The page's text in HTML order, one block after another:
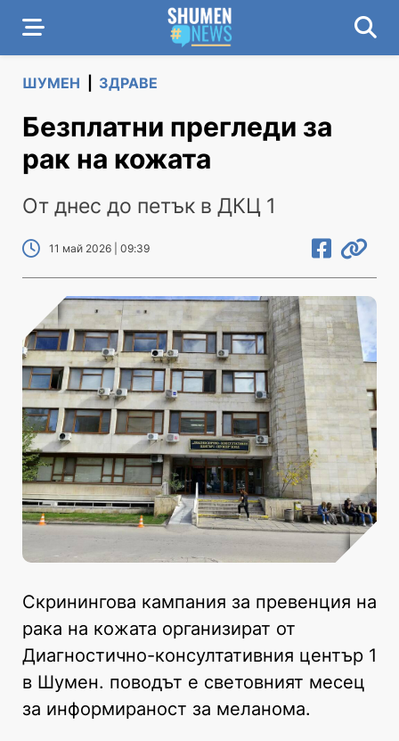
ШУМЕН ЗДРАВЕ
Безплатни прегледи за
рак на кожата
От днес до петък в ДКЦ 1
11 май 2026 | 09:39
Скринингова кампания за превенция на
рака на кожата организират от
Диагностично-консултативния център 1
в Шумен. поводът е световният месец
за информираност за меланома.